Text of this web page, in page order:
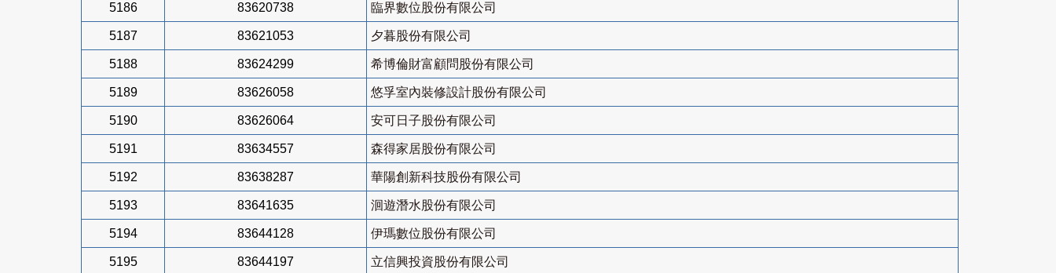
5186 83620738 臨界數位股份有限公司
5187 83621053 夕暮股份有限公司
5188 83624299 希博倫財富顧問股份有限公司
5189 83626058 悠孚室內裝修設計股份有限公司
5190 83626064 安可日子股份有限公司
5191 83634557 森得家居股份有限公司
5192 83638287 華陽創新科技股份有限公司
5193 83641635 洄遊潛水股份有限公司
5194 83644128 伊瑪數位股份有限公司
5195 83644197 立信興投資股份有限公司